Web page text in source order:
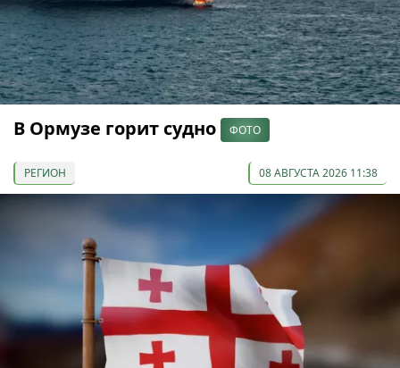
В Ормузе горит судно ФОТО
РЕГИОН 08 АВГУСТА 2026 11:38